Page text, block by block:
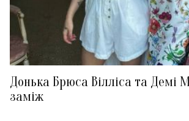
Донька Брюса Вілліса та Демі
заміж